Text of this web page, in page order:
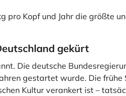
Kopf und Jahr die größte
gekürt
Die deutsche
gestartet wurde. Die
Kultur verankert ist –